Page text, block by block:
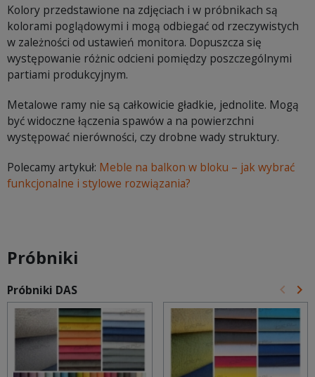
Kolory przedstawione na zdjęciach i w próbnikach są
kolorami poglądowymi i mogą odbiegać od rzeczywistych
w zależności od ustawień monitora. Dopuszcza się
występowanie różnic odcieni pomiędzy poszczególnymi
partiami produkcyjnym.
Metalowe ramy nie są całkowicie gładkie, jednolite. Mogą
być widoczne łączenia spawów a na powierzchni
występować nierówności, czy drobne wady struktury.
Polecamy artykuł: Meble na balkon w bloku – jak wybrać
funkcjonalne i stylowe rozwiązania?
Próbniki
Próbniki DAS keyboard_arrow_left keyboard_arrow_right